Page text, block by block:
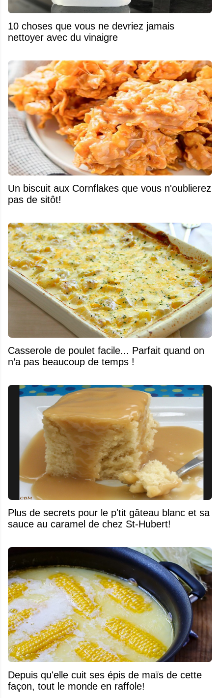
10 choses que vous ne devriez jamais
nettoyer avec du vinaigre
Un biscuit aux Cornflakes que vous n'oublierez
pas de sitôt!
Casserole de poulet facile... Parfait quand on
n’a pas beaucoup de temps !
Plus de secrets pour le p'tit gâteau blanc et sa
sauce au caramel de chez St-Hubert!
Depuis qu'elle cuit ses épis de maïs de cette
façon, tout le monde en raffole!